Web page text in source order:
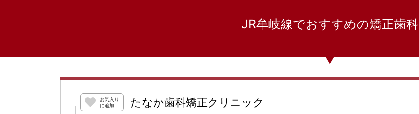
JR牟岐線でおすすめの矯正歯科
お気入り
に追加
たなか歯科矯正クリニック